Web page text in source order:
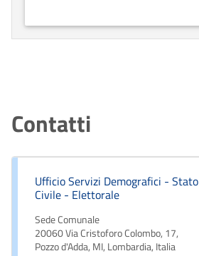
Contatti
Ufficio Servizi Demografici - Stato
Civile - Elettorale
Sede Comunale
20060 Via Cristoforo Colombo, 17,
Pozzo d'Adda, MI, Lombardia, Italia